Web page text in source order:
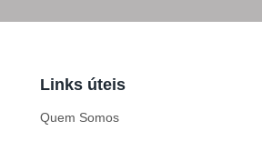
Links úteis
Quem Somos